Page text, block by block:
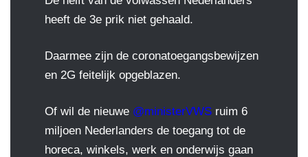
heeft de 3e prik niet gehaald.
Daarmee zijn de coronatoegangsbewijzen
en 2G feitelijk opgeblazen.
Of wil de nieuwe @ministerVWS ruim 6
miljoen Nederlanders de toegang tot de
horeca, winkels, werk en onderwijs gaan